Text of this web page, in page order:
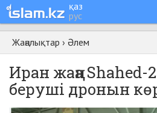
қаз
рус
Жаңалықтар › Әлем
Иран жаңа Shahed-
беруші дронын